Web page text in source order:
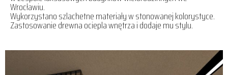
Wrocławiu.
Wykorzystano szlachetne materiały w stonowanej kolorystyce.
Zastosowanie drewna ociepla wnętrza i dodaje mu stylu.